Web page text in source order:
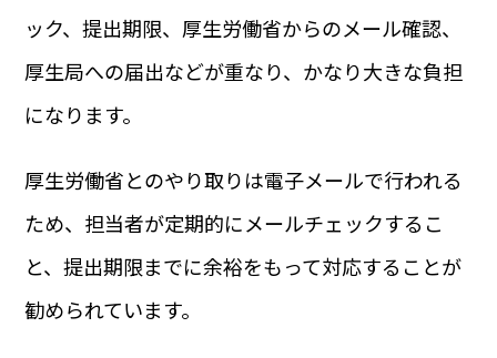
ック、提出期限、厚生労働省からのメール確認、
厚生局への届出などが重なり、かなり大きな負担
になります。
厚生労働省とのやり取りは電子メールで行われる
ため、担当者が定期的にメールチェックするこ
と、提出期限までに余裕をもって対応することが
勧められています。